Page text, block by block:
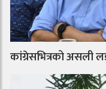
कांग्रेसभित्रको असली